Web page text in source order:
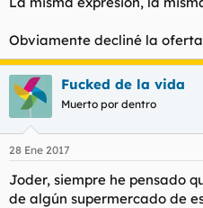
Obviamente decliné la oferta
Fucked de la vida
Muerto por dentro
28 Ene 2017
Joder, siempre he pensado
de algún supermercado de